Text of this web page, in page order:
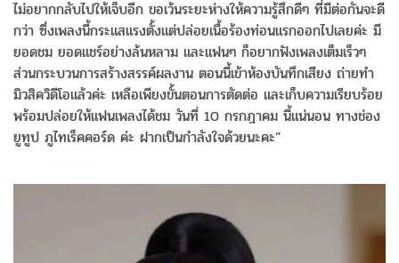
ไม่อยากกลับไปให้เจ็บอีก ขอเว้นระยะห่างให้ความรู้สึกดีๆ ที่มีต่อกันจะดี
กว่า ซึ่งเพลงนี้กระแสแรงตั้งแต่ปล่อยเนื้อร้องท่อนแรกออกไปเลยค่ะ มี
ยอดชม ยอดแชร์อย่างล้นหลาม และแฟนๆ ก็อยากฟังเพลงเต็มเร็วๆ
ส่วนกระบวนการสร้างสรรค์ผลงาน ตอนนี้เข้าห้องบันทึกเสียง ถ่ายทำ
มิวสิควิดีโอแล้วค่ะ เหลือเพียงขั้นตอนการตัดต่อ และเก็บความเรียบร้อย
พร้อมปล่อยให้แฟนเพลงได้ชม วันที่ 10 กรกฎาคม นี้แน่นอน ทางช่อง
ยูทูป ภูไทเร็คคอร์ด ค่ะ ฝากเป็นกำลังใจด้วยนะคะ”